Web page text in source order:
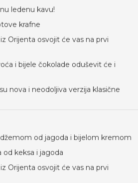
ledenu kavu!
krafne
Orijenta osvojit će vas na prvi
i bijele čokolade oduševit će i
nova i neodoljiva verzija klasične
od jagoda i bijelom kremom
keksa i jagoda
Orijenta osvojit će vas na prvi